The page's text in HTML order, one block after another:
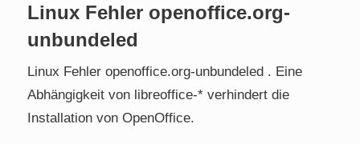
Linux Fehler openoffice.org-
unbundeled
Linux Fehler openoffice.org-unbundeled . Eine
Abhängigkeit von libreoffice-* verhindert die
Installation von OpenOffice.